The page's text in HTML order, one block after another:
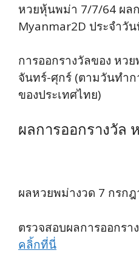
หวยหุ้นพม่า 7/7/64 ผล
Myanmar2D ประจำวั
การออกรางวัลของ หว
จันทร์-ศุกร์ (ตามวันทำ
ของประเทศไทย)
ผลการออกรางวัล
ผลหวยพม่างวด 7 กรก
ตรวจสอบผลการออกร
คลิ้กที่นี่